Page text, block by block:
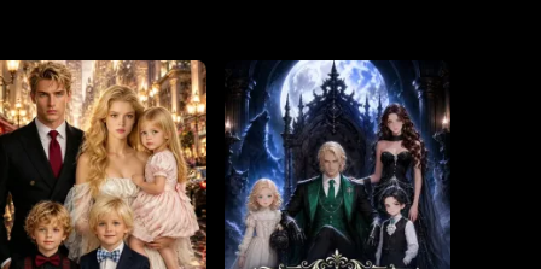
EP 34 EP 35 EP 36
EP 37 EP 38 EP 39